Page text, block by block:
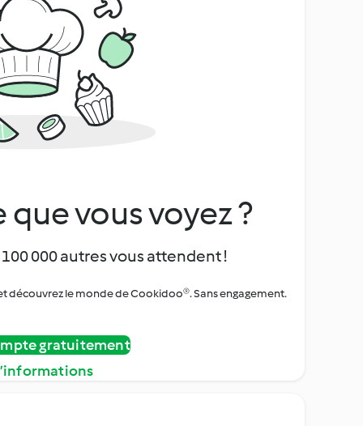
vous voyez ?
000 autres vous attendent !
découvrez le monde de Cookidoo®. Sans engagement.
gratuitement